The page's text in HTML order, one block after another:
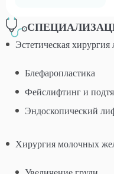
Эстетическая хирургия
Блефаропластика
Фейслифтинг и
Эндоскопический
Хирургия молочных